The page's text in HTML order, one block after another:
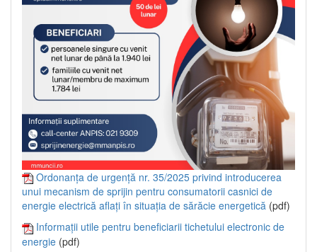
Ordonanța de urgență nr. 35/2025 privind introducerea
unui mecanism de sprijin pentru consumatorii casnici de
energie electrică aflați în situația de sărăcie energetică (pdf)
Informații utile pentru beneficiarii tichetului electronic de
energie (pdf)